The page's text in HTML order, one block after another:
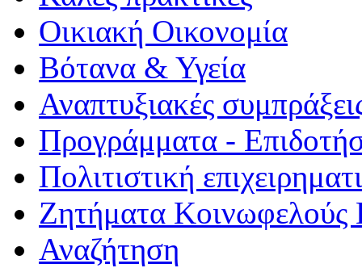
Οικιακή Οικονομία
Βότανα & Υγεία
Αναπτυξιακές
Προγράμματα -
Πολιτιστική
Ζητήματα Κοινωφελούς
Αναζήτηση